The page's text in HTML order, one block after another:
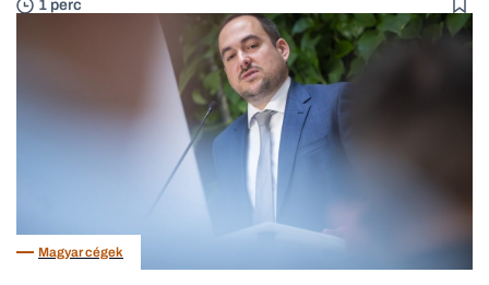
1 perc
Magyar cégek